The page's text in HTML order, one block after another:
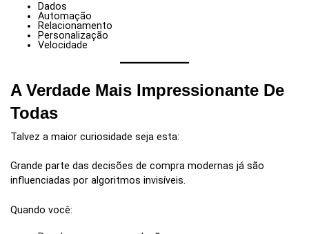
Dados
Automação
Relacionamento
Personalização
Velocidade
A Verdade Mais Impressionante De
Todas
Talvez a maior curiosidade seja esta:
Grande parte das decisões de compra modernas já são
influenciadas por algoritmos invisíveis.
Quando você: